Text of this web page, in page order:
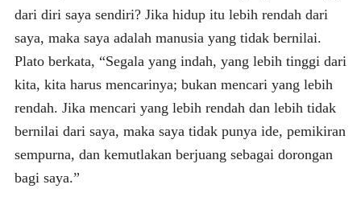
dari diri saya sendiri? Jika hidup itu lebih rendah dari
saya, maka saya adalah manusia yang tidak bernilai.
Plato berkata, “Segala yang indah, yang lebih tinggi dari
kita, kita harus mencarinya; bukan mencari yang lebih
rendah. Jika mencari yang lebih rendah dan lebih tidak
bernilai dari saya, maka saya tidak punya ide, pemikiran
sempurna, dan kemutlakan berjuang sebagai dorongan
bagi saya.”